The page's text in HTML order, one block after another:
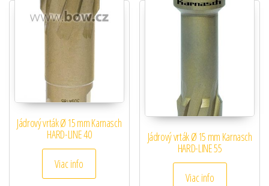
Jádrový vrták Ø 15 mm Karnasch
HARD-LINE 40
Viac info
Jádrový vrták Ø 15 mm Karnasch
HARD-LINE 55
Viac info